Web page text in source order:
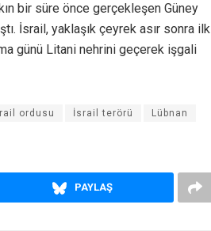
bir süre önce gerçekleşen Güney
İsrail, yaklaşık çeyrek asır sonra ilk
günü Litani nehrini geçerek işgali
ordusu İsrail terörü Lübnan
PAYLAŞ